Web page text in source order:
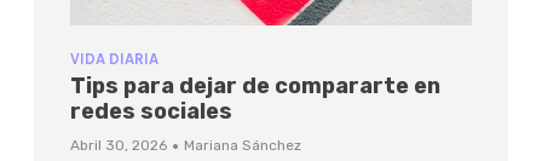
VIDA DIARIA
Tips para dejar de compararte en
redes sociales
Abril 30, 2026 · Mariana Sánchez